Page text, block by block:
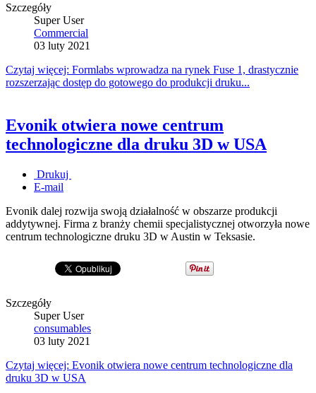
Szczegóły
Super User
Commercial
03 luty 2021
Czytaj więcej: Formlabs wprowadza na rynek Fuse 1, drastycznie
rozszerzając dostęp do gotowego do produkcji druku...
Evonik otwiera nowe centrum
technologiczne dla druku 3D w USA
Drukuj
E-mail
Evonik dalej rozwija swoją działalność w obszarze produkcji
addytywnej. Firma z branży chemii specjalistycznej otworzyła nowe
centrum technologiczne druku 3D w Austin w Teksasie.
Szczegóły
Super User
consumables
03 luty 2021
Czytaj więcej: Evonik otwiera nowe centrum technologiczne dla
druku 3D w USA